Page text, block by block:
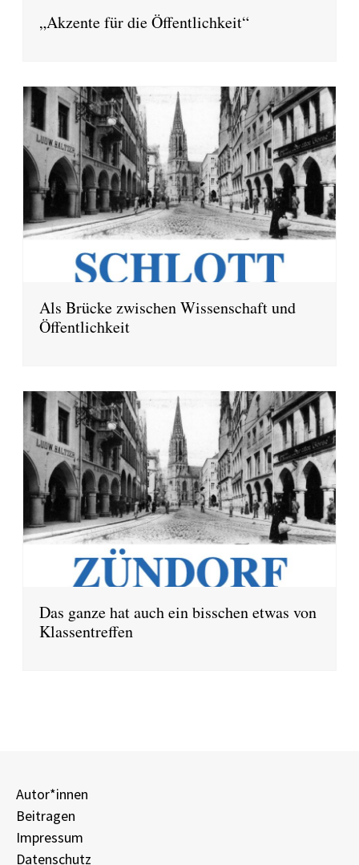
„Akzente für die Öffentlichkeit“
Als Brücke zwischen Wissenschaft und
Öffentlichkeit
Das ganze hat auch ein bisschen etwas von
Klassentreffen
Autor*innen
Beitragen
Impressum
Datenschutz